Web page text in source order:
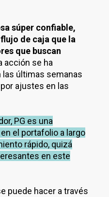
súper confiable,
de caja que la
que buscan
acción se ha
las últimas semanas
ajustes en las
PG es una
el portafolio a largo
rápido, quizá
en este
puede hacer a través